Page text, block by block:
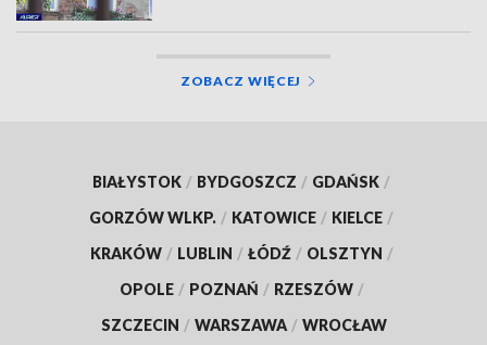
ZOBACZ WIĘCEJ
BIAŁYSTOK / BYDGOSZCZ / GDAŃSK /
GORZÓW WLKP. / KATOWICE / KIELCE /
KRAKÓW / LUBLIN / ŁÓDŹ / OLSZTYN /
OPOLE / POZNAŃ / RZESZÓW /
SZCZECIN / WARSZAWA / WROCŁAW